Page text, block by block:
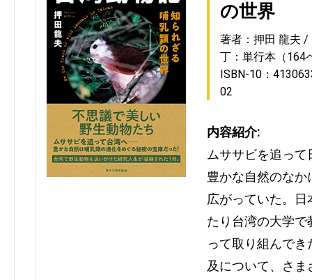
の世界
著者：押田 龍夫
丁：単行本（164
ISBN-10：
02
内容紹介:
ムササビを追っ
豊かな自然のな
広がっていた。
たり台湾の大学
って取り組んで
及について、さ